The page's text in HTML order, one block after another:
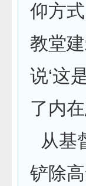
仰方
教堂
说‘这
了内
从基
铲除